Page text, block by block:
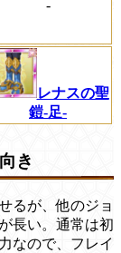
-
レナスの聖
鎧-足-
き
るが、他のジョ
長い。通常は初
なので、フレイ